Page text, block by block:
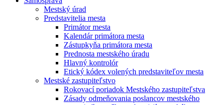
Mestský úrad
Predstavitelia mesta
Primátor mesta
Kalendár primátora mesta
Zástupkyňa primátora mesta
Prednosta mestského úradu
Hlavný kontrolór
Etický kódex volených predstaviteľov mesta
Mestské zastupiteľstvo
Rokovací poriadok Mestského zastupiteľstva
Zásady odmeňovania poslancov mestského